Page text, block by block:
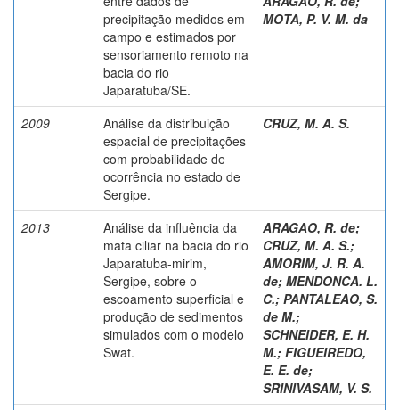
precipitação medidos em
campo e estimados por
sensoriamento remoto na
bacia do rio
Japaratuba/SE.
MOTA, P. V. M. da
2009
Análise da distribuição
espacial de precipitações
com probabilidade de
ocorrência no estado de
Sergipe.
CRUZ, M. A. S.
2013
Análise da influência da
mata ciliar na bacia do rio
Japaratuba-mirim,
Sergipe, sobre o
escoamento superficial e
produção de sedimentos
simulados com o modelo
Swat.
ARAGAO, R. de;
CRUZ, M. A. S.;
AMORIM, J. R. A.
de; MENDONCA. L.
C.; PANTALEAO, S.
de M.;
SCHNEIDER, E. H.
M.; FIGUEIREDO,
E. E. de;
SRINIVASAM, V. S.